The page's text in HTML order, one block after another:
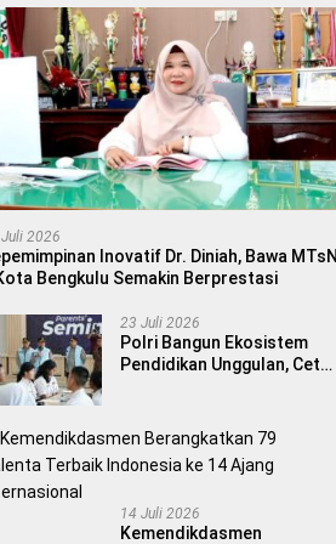
2026
Inovatif Dr. Diniah, Bawa MTsN
Bengkulu Semakin Berprestasi
23 Juli 2026
Polri Bangun Ekosistem
Pendidikan Unggulan, Cetak
14 Juli 2026
Kemendikdasmen